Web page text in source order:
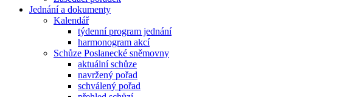
Jednání a dokumenty
Kalendář
týdenní program jednání
harmonogram akcí
Schůze Poslanecké sněmovny
aktuální schůze
navržený pořad
schválený pořad